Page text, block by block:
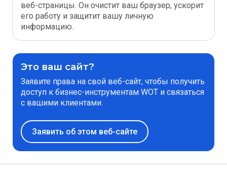
веб-страницы. Он очистит ваш браузер, ускорит
его работу и защитит вашу личную
информацию.
Это ваш сайт?
Заявите права на свой веб-сайт, чтобы получить
доступ к бизнес-инструментам WOT и связаться
с вашими клиентами.
Заявить об этом веб-сайте